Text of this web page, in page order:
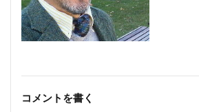
コメントを書く